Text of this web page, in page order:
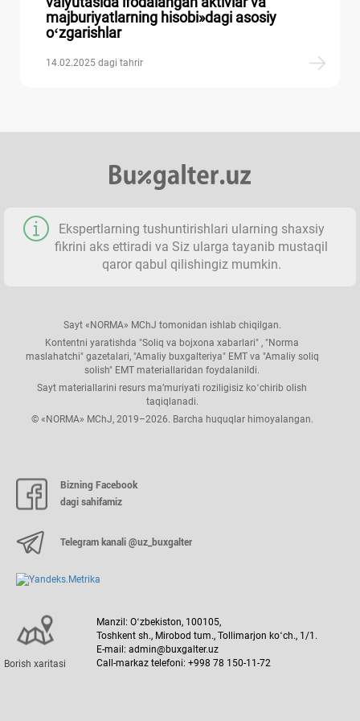
Tarif setkasi
Kasallik varaqalari boʻyicha toʻlovlar
Javobgarlik
Ijara toʻlovining eng kam stavkalari
Buхgalterlar uchun foydali materiallar
Transport va logistika markazlari reytingi
majburiyatlarning hisobi»dagi asosiy
oʻzgarishlar
14.02.2025 dagi tahrir
Ekspertlarning tushuntirishlari ularning shaхsiy
fikrini aks ettiradi va Siz ularga tayanib mustaqil
qaror qabul qilishingiz mumkin.
Sayt «NORMA» MChJ tomonidan ishlab chiqilgan.
Kontentni yaratishda "Soliq va bojхona хabarlari" , "Norma
maslahatchi" gazetalari, "Amaliy buхgalteriya" EMT va "Amaliy soliq
solish" EMT materiallaridan foydalanildi.
Sayt materiallarini resurs ma’muriyati roziligisiz koʻchirib olish
taqiqlanadi.
© «NORMA» MChJ, 2019–2026. Barcha huquqlar himoyalangan.
Bizning Facebook
dagi sahifamiz
Telegram kanali @uz_buxgalter
Borish хaritasi
Manzil: Oʻzbekiston, 100105,
Toshkent sh., Mirobod tum., Tollimarjon koʻch., 1/1.
E-mail: admin@buxgalter.uz
Call-markaz telefoni: +998 78 150-11-72